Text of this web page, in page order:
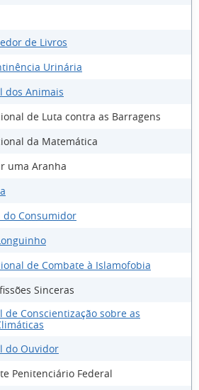
de Livros
Urinária
dos Animais
de Luta contra as Barragens
da Matemática
uma Aranha
Consumidor
de Combate à Islamofobia
Sinceras
de Conscientização sobre as
do Ouvidor
Penitenciário Federal